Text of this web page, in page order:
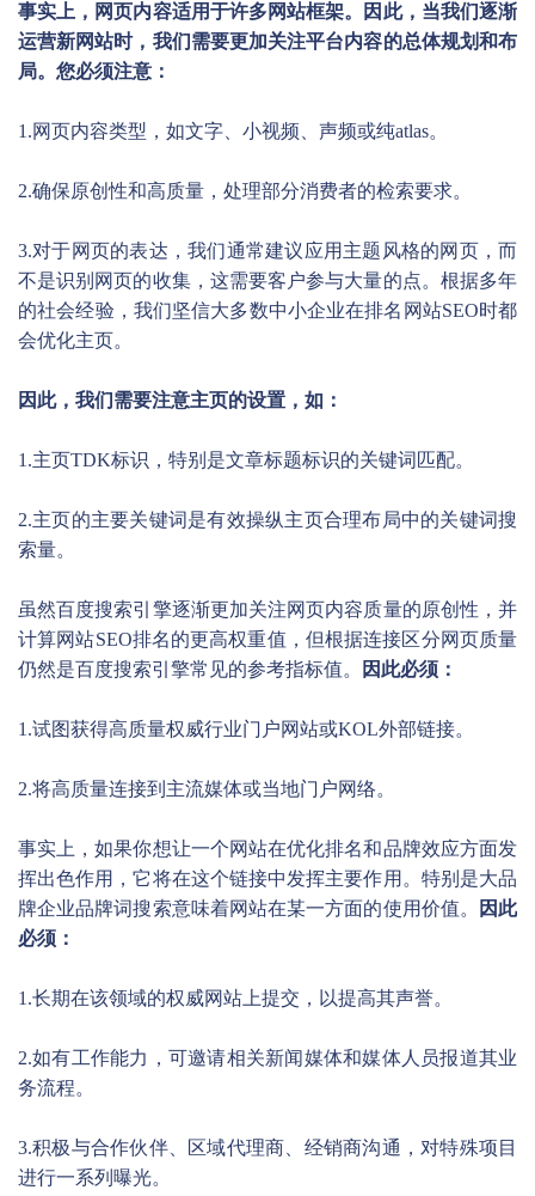
事实上，网页内容适用于许多网站框架。因此，当我们逐渐
运营新网站时，我们需要更加关注平台内容的总体规划和布
局。您必须注意：
1.网页内容类型，如文字、小视频、声频或纯atlas。
2.确保原创性和高质量，处理部分消费者的检索要求。
3.对于网页的表达，我们通常建议应用主题风格的网页，而
不是识别网页的收集，这需要客户参与大量的点。根据多年
的社会经验，我们坚信大多数中小企业在排名网站SEO时都
会优化主页。
因此，我们需要注意主页的设置，如：
1.主页TDK标识，特别是文章标题标识的关键词匹配。
2.主页的主要关键词是有效操纵主页合理布局中的关键词搜
索量。
虽然百度搜索引擎逐渐更加关注网页内容质量的原创性，并
计算网站SEO排名的更高权重值，但根据连接区分网页质量
仍然是百度搜索引擎常见的参考指标值。
因此必须：
1.试图获得高质量权威行业门户网站或KOL外部链接。
2.将高质量连接到主流媒体或当地门户网络。
事实上，如果你想让一个网站在优化排名和品牌效应方面发
挥出色作用，它将在这个链接中发挥主要作用。特别是大品
牌企业品牌词搜索意味着网站在某一方面的使用价值。
因此
必须：
1.长期在该领域的权威网站上提交，以提高其声誉。
2.如有工作能力，可邀请相关新闻媒体和媒体人员报道其业
务流程。
3.积极与合作伙伴、区域代理商、经销商沟通，对特殊项目
进行一系列曝光。